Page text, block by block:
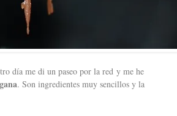
día me di un paseo por la red y me he
. Son ingredientes muy sencillos y la